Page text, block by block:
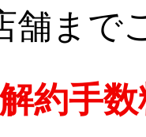
舗まで
約手数